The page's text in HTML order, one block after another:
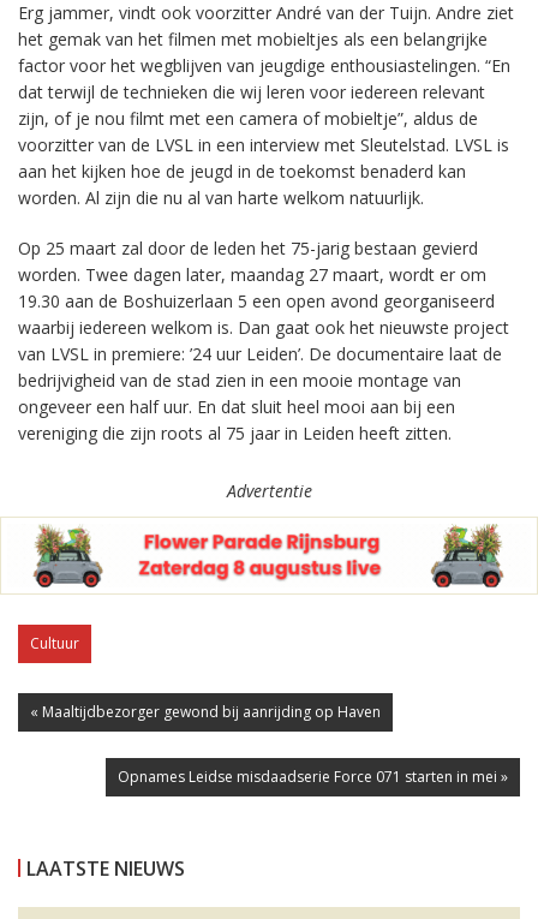
Erg jammer, vindt ook voorzitter André van der Tuijn. Andre ziet
het gemak van het filmen met mobieltjes als een belangrijke
factor voor het wegblijven van jeugdige enthousiastelingen. “En
dat terwijl de technieken die wij leren voor iedereen relevant
zijn, of je nou filmt met een camera of mobieltje”, aldus de
voorzitter van de LVSL in een interview met Sleutelstad. LVSL is
aan het kijken hoe de jeugd in de toekomst benaderd kan
worden. Al zijn die nu al van harte welkom natuurlijk.
Op 25 maart zal door de leden het 75-jarig bestaan gevierd
worden. Twee dagen later, maandag 27 maart, wordt er om
19.30 aan de Boshuizerlaan 5 een open avond georganiseerd
waarbij iedereen welkom is. Dan gaat ook het nieuwste project
van LVSL in premiere: ’24 uur Leiden’. De documentaire laat de
bedrijvigheid van de stad zien in een mooie montage van
ongeveer een half uur. En dat sluit heel mooi aan bij een
vereniging die zijn roots al 75 jaar in Leiden heeft zitten.
Advertentie
Cultuur
« Maaltijdbezorger gewond bij aanrijding op Haven
Opnames Leidse misdaadserie Force 071 starten in mei »
LAATSTE NIEUWS